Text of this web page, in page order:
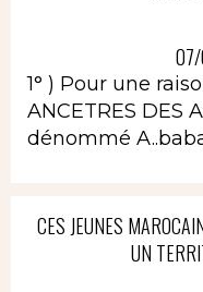
1° ) Pour une
ANCETRES DES
dénommé
CES JEUNES
UN